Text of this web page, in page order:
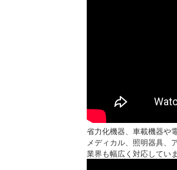
省力化機器、車載機器や
メディカル、照明器具、
業界も幅広く対応してい